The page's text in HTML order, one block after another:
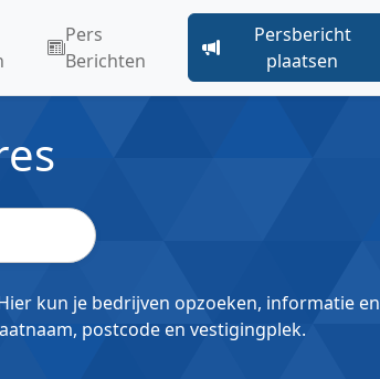
Pers
Berichten
Persbericht
plaatsen
kun je bedrijven opzoeken, informatie en
postcode en vestigingplek.